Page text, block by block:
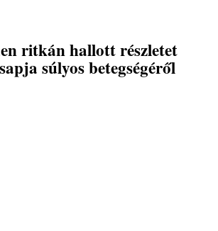
ritkán hallott részletet
súlyos betegségéről